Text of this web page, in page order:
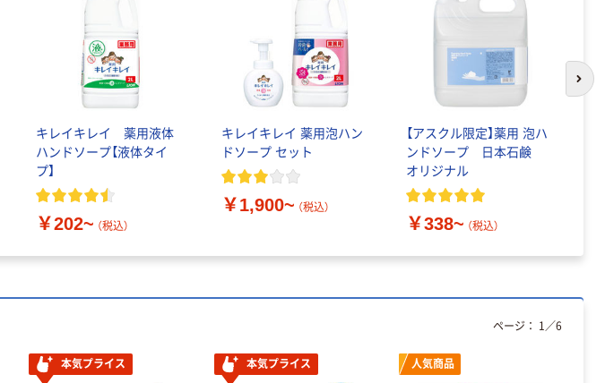
キレイキレイ 薬用液体
ハンドソープ【液体タイ
プ】
￥202~ （税込）
キレイキレイ 薬用泡ハン
ドソープ セット
￥1,900~ （税込）
【アスクル限定】薬用 泡ハ
ンドソープ 日本石鹸
オリジナル
￥338~ （税込）
次
本気プライス 本気プライス 人気商品
ページ： 1 ／6